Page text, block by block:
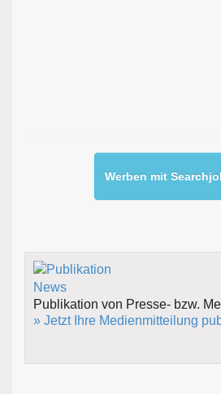
Werben mit
Publikation von Presse- bzw.
» Jetzt Ihre Medienmitteilung